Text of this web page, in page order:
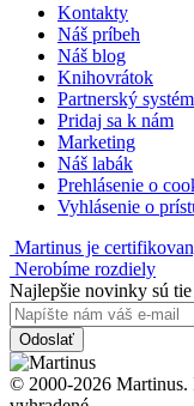
Kontakty
Náš príbeh
Náš blog
Knihovrátok
Partnerský systém
Pridaj sa k nám
Marketing
Náš labák
Prehlásenie o
Vyhlásenie o
Martinus je
Nerobíme rozdiely
Najlepšie novinky sú
Odoslať
© 2000-2026 Martinus.